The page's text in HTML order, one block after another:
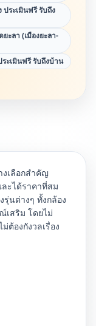
ระเมินฟรี รับถึง
ะลา (เมืองยะลา-
ะเมินฟรี รับถึงบ้าน
งเลือกสำคัญ
ละได้ราคาที่สม
นต่างๆ ทั้งกล้อง
เสริม โดยไม่
ต้องกังวลเรื่อง